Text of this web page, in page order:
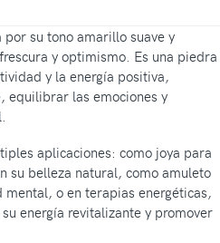
su tono amarillo suave y
y optimismo. Es una piedra
y la energía positiva,
equilibrar las emociones y
aplicaciones: como joya para
su belleza natural, como amuleto
o en terapias energéticas,
energía revitalizante y promover